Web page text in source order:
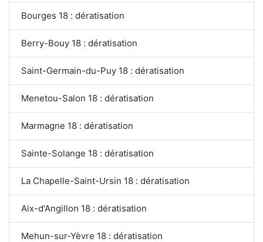
Bourges 18 : dératisation
Berry-Bouy 18 : dératisation
Saint-Germain-du-Puy 18 : dératisation
Menetou-Salon 18 : dératisation
Marmagne 18 : dératisation
Sainte-Solange 18 : dératisation
La Chapelle-Saint-Ursin 18 : dératisation
Aix-d'Angillon 18 : dératisation
Mehun-sur-Yèvre 18 : dératisation